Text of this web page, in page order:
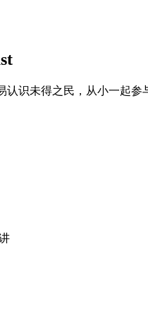
识未得之民，从小一起参